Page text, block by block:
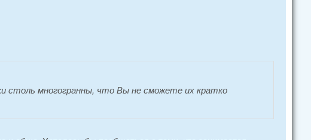
столь многогранны, что Вы не сможете их кратко